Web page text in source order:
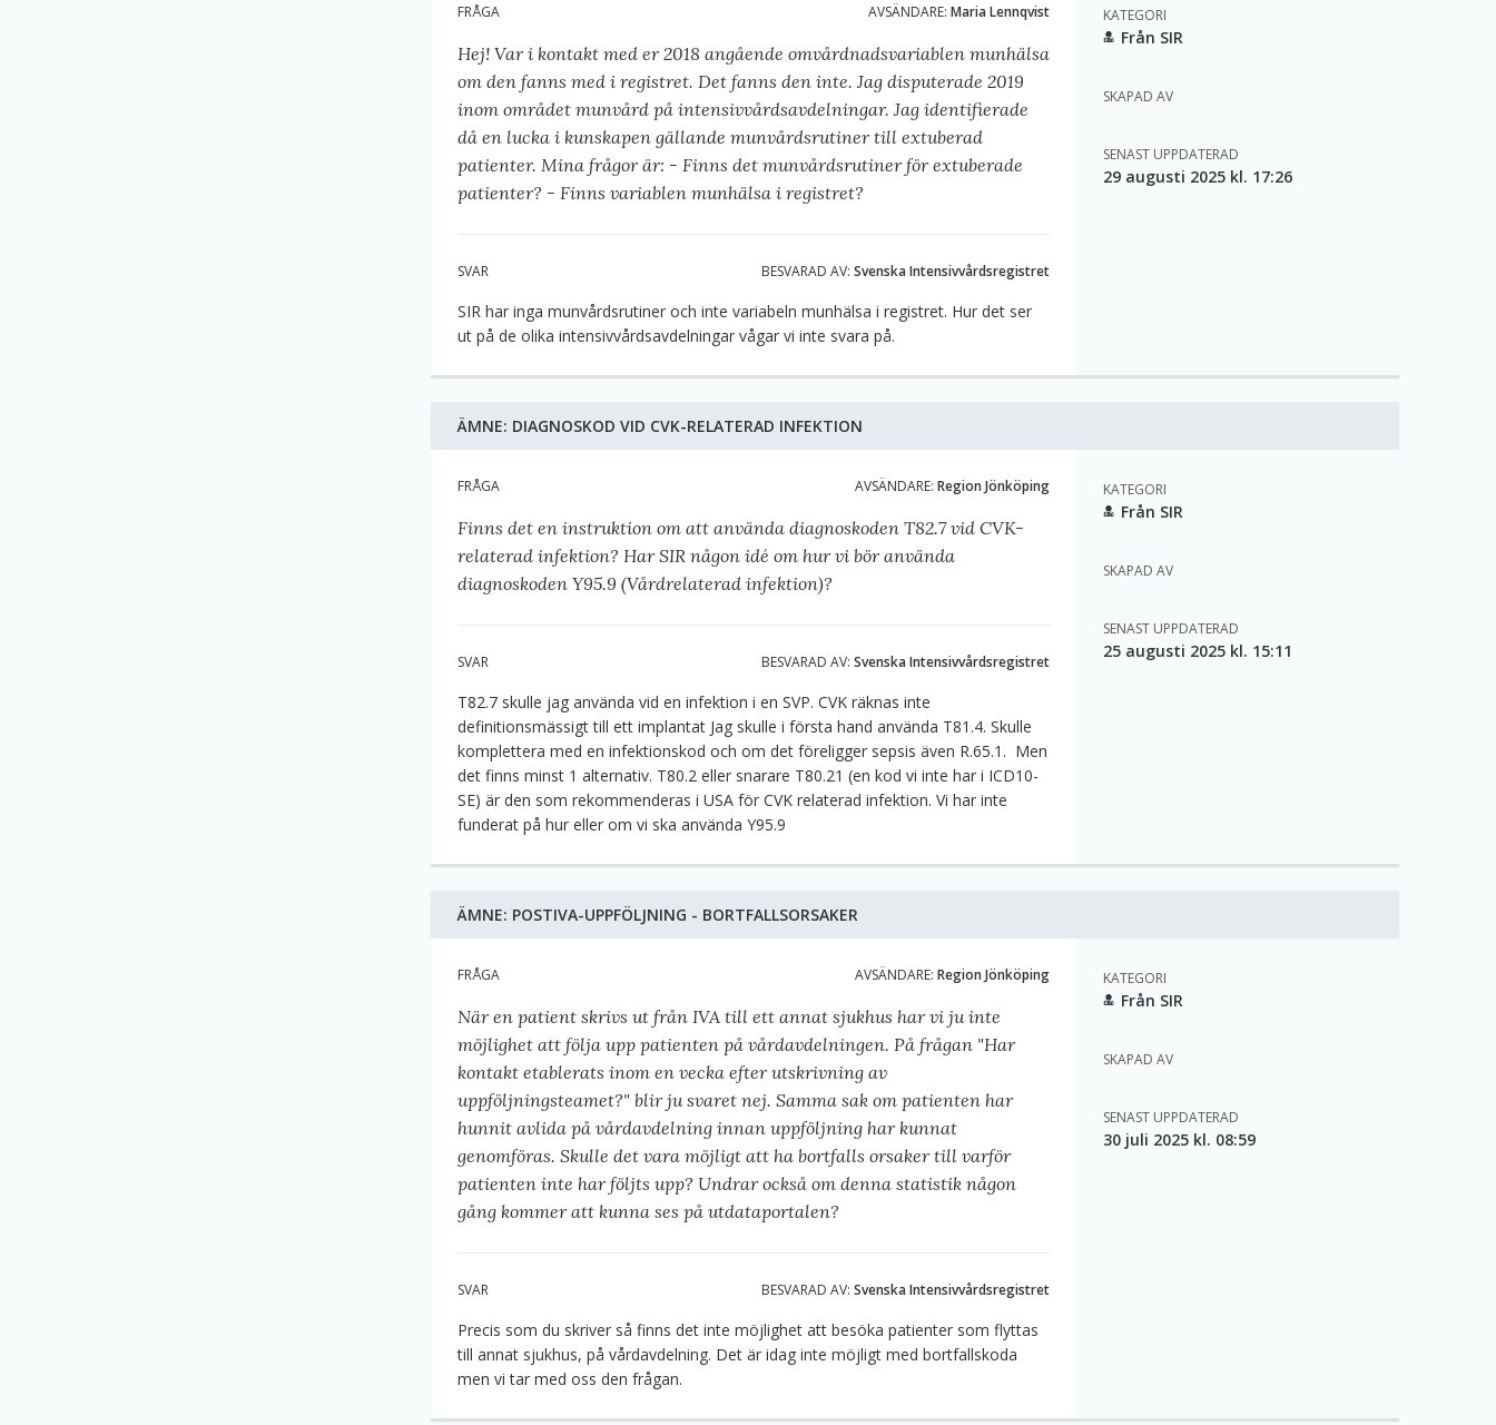
KATEGORI
Från SIR
SKAPAD AV
SENAST UPPDATERAD
29 augusti 2025 kl. 17:26
FRÅGA AVSÄNDARE:Maria Lennqvist
Hej! Var i kontakt med er 2018 angående omvårdnadsvariablen munhälsa
om den fanns med i registret. Det fanns den inte. Jag disputerade 2019
inom området munvård på intensivvårdsavdelningar. Jag identifierade
då en lucka i kunskapen gällande munvårdsrutiner till extuberad
patienter. Mina frågor är: - Finns det munvårdsrutiner för extuberade
patienter? - Finns variablen munhälsa i registret?
SVAR BESVARAD AV:Svenska Intensivvårdsregistret
SIR har inga munvårdsrutiner och inte variabeln munhälsa i registret. Hur det ser
ut på de olika intensivvårdsavdelningar vågar vi inte svara på.
ÄMNE: DIAGNOSKOD VID CVK-RELATERAD INFEKTION
KATEGORI
Från SIR
SKAPAD AV
SENAST UPPDATERAD
25 augusti 2025 kl. 15:11
FRÅGA AVSÄNDARE:Region Jönköping
Finns det en instruktion om att använda diagnoskoden T82.7 vid CVK-
relaterad infektion? Har SIR någon idé om hur vi bör använda
diagnoskoden Y95.9 (Vårdrelaterad infektion)?
SVAR BESVARAD AV:Svenska Intensivvårdsregistret
T82.7 skulle jag använda vid en infektion i en SVP. CVK räknas inte
definitionsmässigt till ett implantat Jag skulle i första hand använda T81.4. Skulle
komplettera med en infektionskod och om det föreligger sepsis även R.65.1. Men
det finns minst 1 alternativ. T80.2 eller snarare T80.21 (en kod vi inte har i ICD10-
SE) är den som rekommenderas i USA för CVK relaterad infektion. Vi har inte
funderat på hur eller om vi ska använda Y95.9
ÄMNE: POSTIVA-UPPFÖLJNING - BORTFALLSORSAKER
KATEGORI
Från SIR
SKAPAD AV
SENAST UPPDATERAD
30 juli 2025 kl. 08:59
FRÅGA AVSÄNDARE:Region Jönköping
När en patient skrivs ut från IVA till ett annat sjukhus har vi ju inte
möjlighet att följa upp patienten på vårdavdelningen. På frågan "Har
kontakt etablerats inom en vecka efter utskrivning av
uppföljningsteamet?" blir ju svaret nej. Samma sak om patienten har
hunnit avlida på vårdavdelning innan uppföljning har kunnat
genomföras. Skulle det vara möjligt att ha bortfalls orsaker till varför
patienten inte har följts upp? Undrar också om denna statistik någon
gång kommer att kunna ses på utdataportalen?
SVAR BESVARAD AV:Svenska Intensivvårdsregistret
Precis som du skriver så finns det inte möjlighet att besöka patienter som flyttas
till annat sjukhus, på vårdavdelning. Det är idag inte möjligt med bortfallskoda
men vi tar med oss den frågan.